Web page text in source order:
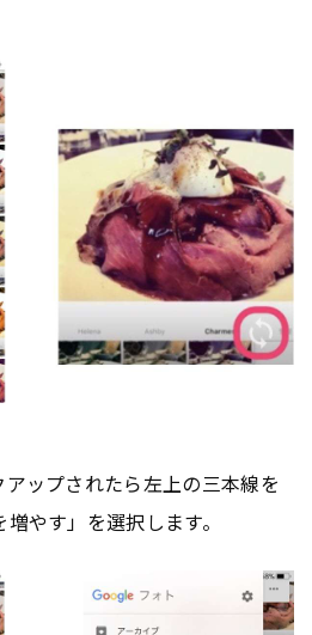
ップされたら左上の三本線を
やす」を選択します。